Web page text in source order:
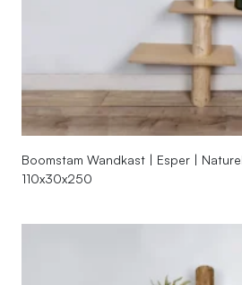
Boomstam Wandkast | Esper |
110x30x250